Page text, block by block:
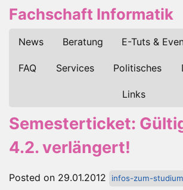
Fachschaft Informatik
News Beratung E-Tuts &
FAQ Services Politisches
Links
Semesterticket:
4.2. verlängert!
Posted on 29.01.2012 infos-zum-studium